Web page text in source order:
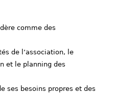
comme des
de l’association, le
et le planning des
ses besoins propres et des